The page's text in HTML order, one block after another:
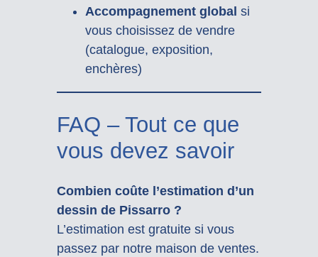
Accompagnement global si
vous choisissez de vendre
(catalogue, exposition,
enchères)
FAQ – Tout ce que
vous devez savoir
Combien coûte l’estimation d’un
dessin de Pissarro ?
L’estimation est gratuite si vous
passez par notre maison de ventes.